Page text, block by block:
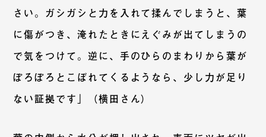
さい。ガシガシと力を入れて揉んでしまうと、葉
に傷がつき、淹れたときにえぐみが出てしまうの
で気をつけて。逆に、手のひらのまわりから葉が
ぽろぽろとこぼれてくるようなら、少し力が足り
ない証拠です」（横田さん）